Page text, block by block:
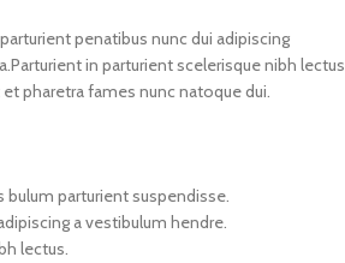
penatibus nunc dui adipiscing
in parturient scelerisque nibh lectus
pharetra fames nunc natoque dui.
bulum parturient suspendisse.
a vestibulum hendre.
lectus.